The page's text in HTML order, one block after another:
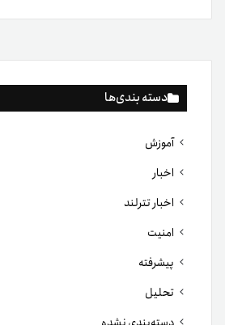
دسته بندی‌ها
آموزش
اخبار
اخبار تترلند
امنیت
پیشرفته
تحلیل